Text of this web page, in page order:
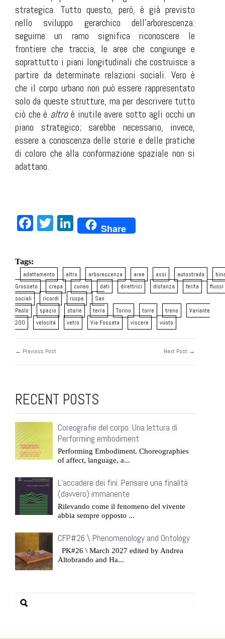
strategica. Tutto questo, però, è già previsto
nello sviluppo gerarchico dell'arborescenza:
seguirne un ramo significa riconoscere le
frontiere che traccia, le aree che congiunge e
soprattutto i piani longitudinali che costruisce a
partire da determinate relazioni sociali. Vero è
che il corpo urbano non può essere rappresentato
solo da queste strutture, ma per descrivere tutto
ciò che è altroè inutile avere sotto agli occhi un
piano strategico; sarebbe necessario, invece,
essere a conoscenza delle storie e delle pratiche
di coloro che alla conformazione spaziale non si
adattano.
Facebook
TwitterLinkedIn
Share
Tags:
adattamento altro arborescenza aree assi autostrada
Grosseto
crepa cuneo dati direttrici distanza ferita
flussi
sociali
ricordi ruspe
San
Paolo
spazio storie terra Torino torre treno
Variante
200
velocità vetro Via Fossata viscere vuoto
← Previous Post Next Post →
RECENT POSTS
Coreografie del corpo. Una lettura di
Performing embodiment
Performing Embodiment. Choreographies
of affect, language, a...
L’accadere dei fini. Pensare una finalità
(davvero) immanente
Rilevando come il fenomeno del vivente
abbia sempre opposto ...
CFP#26 \ Phenomenology and Ontology
PK#26 \ March 2027 edited by Andrea
Altobrando and Ha...